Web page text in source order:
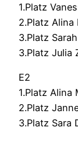
1.Platz
2.Platz Alina
3.Platz
3.Platz Julia
E2
1.Platz Alina
2.Platz
3.Platz Sara